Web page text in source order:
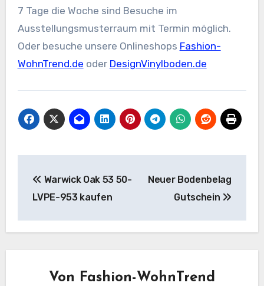
7 Tage die Woche sind Besuche im
Ausstellungsmusterraum mit Termin möglich.
Oder besuche unsere Onlineshops Fashion-
WohnTrend.de oder DesignVinylboden.de
Warwick Oak 53 50-
LVPE-953 kaufen
Neuer Bodenbelag
Gutschein
Von Fashion-WohnTrend